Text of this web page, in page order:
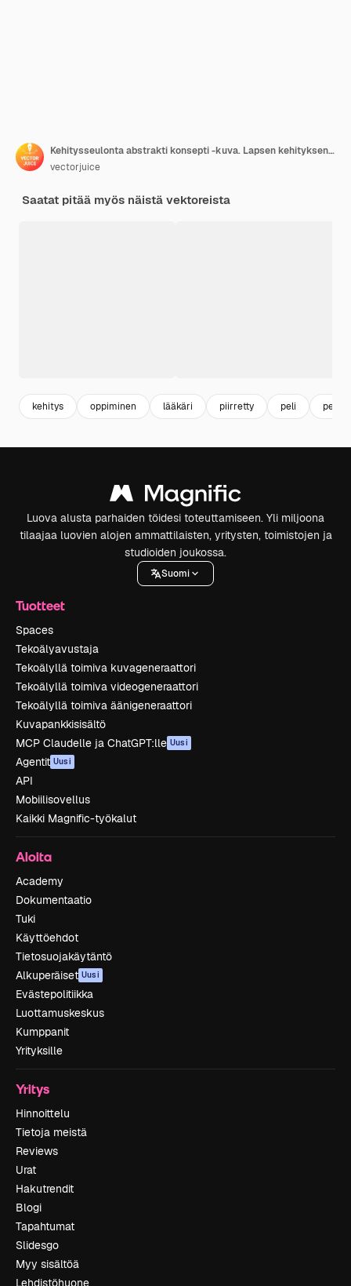
Kehitysseulonta abstrakti konsepti -kuva. Lapsen kehityksen arviointi, kehityksen seuranta, seulontakäytäntö, lasten käyttäytymisen arviointi, ensisijainen abstrakti metafora.
vectorjuice
Saatat pitää myös näistä vektoreista
kehitys oppiminen lääkäri piirretty peli perus
Luova alusta parhaiden töidesi toteuttamiseen. Yli miljoona
tilaajaa luovien alojen ammattilaisten, yritysten, toimistojen ja
studioiden joukossa.
Suomi
Tuotteet
Spaces
Tekoälyavustaja
Tekoälyllä toimiva kuvageneraattori
Tekoälyllä toimiva videogeneraattori
Tekoälyllä toimiva äänigeneraattori
Kuvapankkisisältö
MCP Claudelle ja ChatGPT:lle Uusi
Agentit Uusi
API
Mobiilisovellus
Kaikki Magnific-työkalut
Aloita
Academy
Dokumentaatio
Tuki
Käyttöehdot
Tietosuojakäytäntö
Alkuperäiset Uusi
Evästepolitiikka
Luottamuskeskus
Kumppanit
Yrityksille
Yritys
Hinnoittelu
Tietoja meistä
Reviews
Urat
Hakutrendit
Blogi
Tapahtumat
Slidesgo
Myy sisältöä
Lehdistöhuone